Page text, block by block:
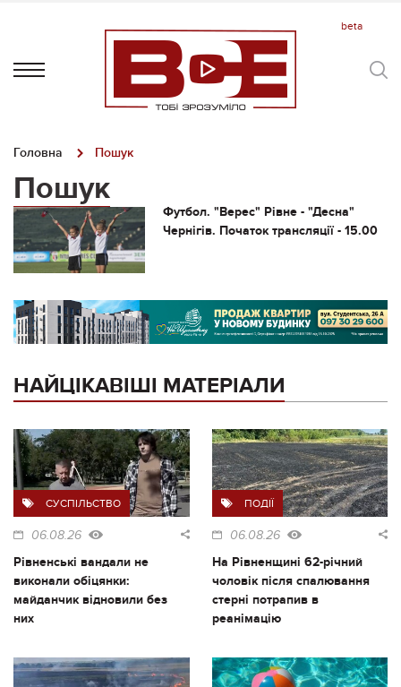
Головна Пошук
Пошук
Футбол. "Верес" Рівне - "Десна"
Чернігів. Початок трансляції - 15.00
НАЙЦІКАВІШІ МАТЕРІАЛИ
СУСПІЛЬСТВО
06.08.26
Рівненські вандали не
виконали обіцянки:
майданчик відновили без
них
ПОДІЇ
06.08.26
На Рівненщині 62-річний
чоловік після спалювання
стерні потрапив в
реанімацію